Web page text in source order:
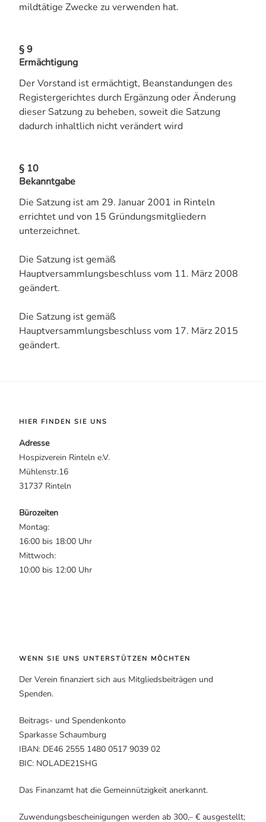
mildtätige Zwecke zu verwenden hat.
§ 9
Ermächtigung
Der Vorstand ist ermächtigt, Beanstandungen des
Registergerichtes durch Ergänzung oder Änderung
dieser Satzung zu beheben, soweit die Satzung
dadurch inhaltlich nicht verändert wird
§ 10
Bekanntgabe
Die Satzung ist am 29. Januar 2001 in Rinteln
errichtet und von 15 Gründungsmitgliedern
unterzeichnet.
Die Satzung ist gemäß
Hauptversammlungsbeschluss vom 11. März 2008
geändert.
Die Satzung ist gemäß
Hauptversammlungsbeschluss vom 17. März 2015
geändert.
HIER FINDEN SIE UNS
Adresse
Hospizverein Rinteln e.V.
Mühlenstr.16
31737 Rinteln
Bürozeiten
Montag:
16:00 bis 18:00 Uhr
Mittwoch:
10:00 bis 12:00 Uhr
WENN SIE UNS UNTERSTÜTZEN MÖCHTEN
Der Verein finanziert sich aus Mitgliedsbeiträgen und
Spenden.
Beitrags- und Spendenkonto
Sparkasse Schaumburg
IBAN: DE46 2555 1480 0517 9039 02
BIC: NOLADE21SHG
Das Finanzamt hat die Gemeinnützigkeit anerkannt.
Zuwendungsbescheinigungen werden ab 300,– € ausgestellt;